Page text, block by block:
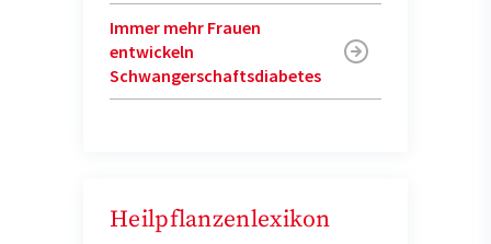
Immer mehr Frauen
entwickeln
Schwangerschaftsdiabetes
Heilpflanzenlexikon